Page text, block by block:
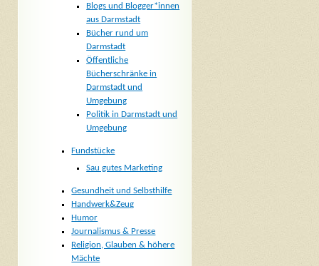
Blogs und Blogger*innen
aus Darmstadt
Bücher rund um
Darmstadt
Öffentliche
Bücherschränke in
Darmstadt und
Umgebung
Politik in Darmstadt und
Umgebung
Fundstücke
Sau gutes Marketing
Gesundheit und Selbsthilfe
Handwerk&Zeug
Humor
Journalismus & Presse
Religion, Glauben & höhere
Mächte